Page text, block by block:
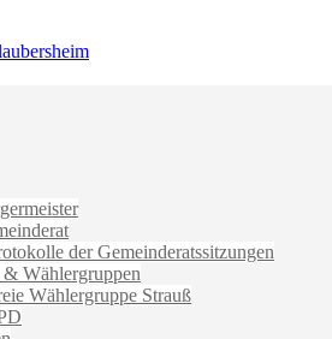
der Gemeinderatssitzungen
& Wählergruppen
Wählergruppe Strauß